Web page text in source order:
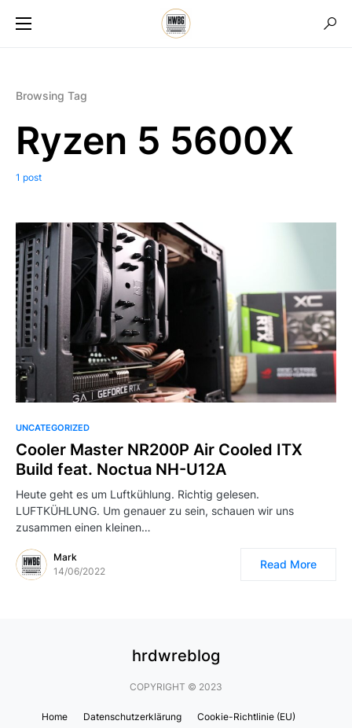
Browsing Tag
Ryzen 5 5600X
1 post
UNCATEGORIZED
Cooler Master NR200P Air Cooled ITX
Build feat. Noctua NH-U12A
Heute geht es um Luftkühlung. Richtig gelesen.
LUFTKÜHLUNG. Um genauer zu sein, schauen wir uns
zusammen einen kleinen…
Mark
14/06/2022
Read More
hrdwreblog
COPYRIGHT © 2023
Home Datenschutzerklärung
Cookie-Richtlinie (EU)